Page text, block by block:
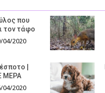
που
τον τάφο
04/2020
|
ΜΕΡΑ
04/2020